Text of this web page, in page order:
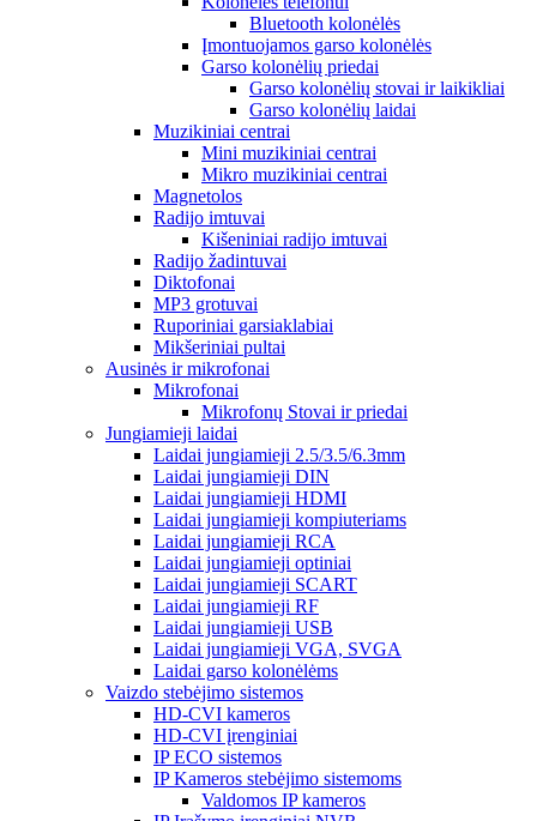
Bluetooth kolonėlės
Įmontuojamos garso kolonėlės
Garso kolonėlių priedai
Garso kolonėlių stovai ir laikikliai
Garso kolonėlių laidai
Muzikiniai centrai
Mini muzikiniai centrai
Mikro muzikiniai centrai
Magnetolos
Radijo imtuvai
Kišeniniai radijo imtuvai
Radijo žadintuvai
Diktofonai
MP3 grotuvai
Ruporiniai garsiaklabiai
Mikšeriniai pultai
Ausinės ir mikrofonai
Mikrofonai
Mikrofonų Stovai ir priedai
Jungiamieji laidai
Laidai jungiamieji 2.5/3.5/6.3mm
Laidai jungiamieji DIN
Laidai jungiamieji HDMI
Laidai jungiamieji kompiuteriams
Laidai jungiamieji RCA
Laidai jungiamieji optiniai
Laidai jungiamieji SCART
Laidai jungiamieji RF
Laidai jungiamieji USB
Laidai jungiamieji VGA, SVGA
Laidai garso kolonėlėms
Vaizdo stebėjimo sistemos
HD-CVI kameros
HD-CVI įrenginiai
IP ECO sistemos
IP Kameros stebėjimo sistemoms
Valdomos IP kameros